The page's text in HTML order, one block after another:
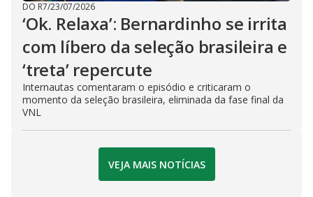
DO R7/23/07/2026
‘Ok. Relaxa’: Bernardinho se irrita
com líbero da seleção brasileira e
‘treta’ repercute
Internautas comentaram o episódio e criticaram o
momento da seleção brasileira, eliminada da fase final da
VNL
VEJA MAIS NOTÍCIAS